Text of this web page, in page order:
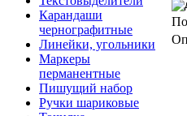
Карандаши
чернографитные
Линейки, угольники
Маркеры
перманентные
Пишущий набор
Ручки шариковые